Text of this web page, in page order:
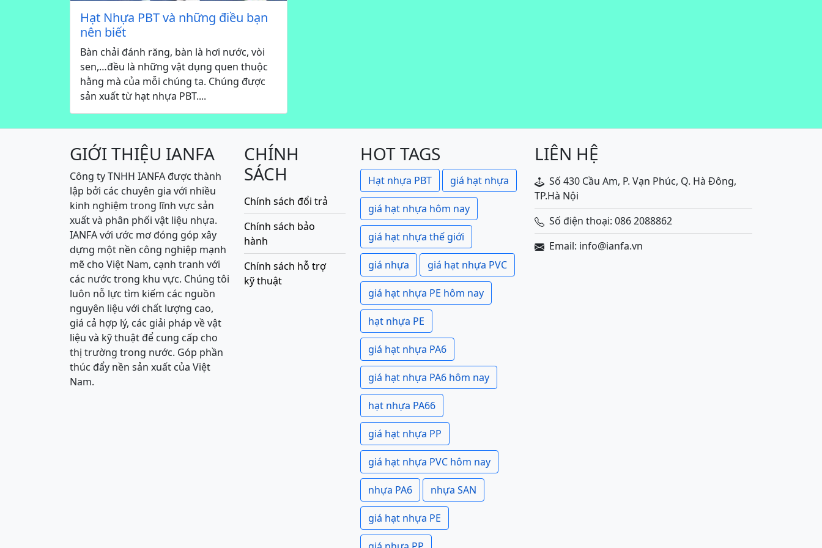
Hạt Nhựa PBT và những điều bạn
nên biết
Bàn chải đánh răng, bàn là hơi nước, vòi
sen,…đều là những vật dụng quen thuộc
hằng mà của mỗi chúng ta. Chúng được
sản xuất từ hạt nhựa PBT....
GIỚI THIỆU IANFA
Công ty TNHH IANFA được thành
lập bởi các chuyên gia với nhiều
kinh nghiệm trong lĩnh vực sản
xuất và phân phối vật liệu nhựa.
IANFA với ước mơ đóng góp xây
dựng một nền công nghiệp mạnh
mẽ cho Việt Nam, cạnh tranh với
các nước trong khu vực. Chúng tôi
luôn nỗ lực tìm kiếm các nguồn
nguyên liệu với chất lượng cao,
giá cả hợp lý, các giải pháp về vật
liệu và kỹ thuật để cung cấp cho
thị trường trong nước. Góp phần
thúc đẩy nền sản xuất của Việt
Nam.
CHÍNH
SÁCH
Chính sách đổi trả
Chính sách bảo
hành
Chính sách hỗ trợ
kỹ thuật
HOT TAGS
Hạt nhựa PBT giá hạt nhựa
giá hạt nhựa hôm nay
giá hạt nhựa thế giới
giá nhựa giá hạt nhựa PVC
giá hạt nhựa PE hôm nay
hạt nhựa PE
giá hạt nhựa PA6
giá hạt nhựa PA6 hôm nay
hạt nhựa PA66
giá hạt nhựa PP
giá hạt nhựa PVC hôm nay
nhựa PA6 nhựa SAN
giá hạt nhựa PE
LIÊN HỆ
Số 430 Cầu Am, P. Vạn Phúc, Q. Hà Đông,
TP.Hà Nội
Số điện thoại: 086 2088862
Email: info@ianfa.vn